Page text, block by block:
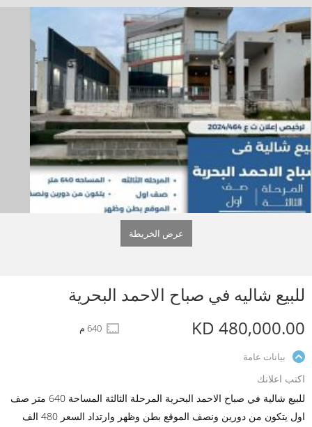
فلسطين
قطر
سوريا
تونس
تركيا
عرض الخريطة
للبيع شاليه في صباح الاحمد البحرية
KD 480,000.00
640 م
بيانات عامة
اكتب اعلانك
للبيع شالية في صباح الاحمد البحرية المرحلة الثالثة المساحة 640 متر صف
اول يتكون من دورين ونصف الموقع بطن وظهر وارتداد السعر 480 الف